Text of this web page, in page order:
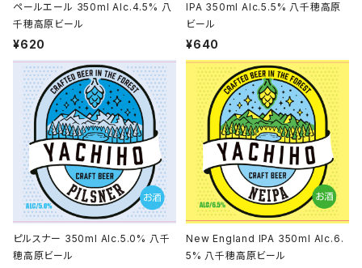
ペールエール 350ml Alc.4.5% 八
千穂高原ビール
¥620
IPA 350ml Alc.5.5% 八千穂高原
ビール
¥640
ピルスナー 350ml Alc.5.0% 八千
穂高原ビール
New England IPA 350ml Alc.6.
5% 八千穂高原ビール